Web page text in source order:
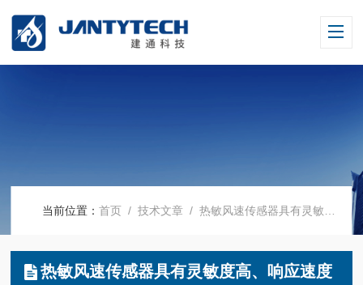
当前位置：首页 /技术文章 / 热敏风速传感器具有灵敏度高、响应速度快的优点
热敏风速传感器具有灵敏度高、响应速度